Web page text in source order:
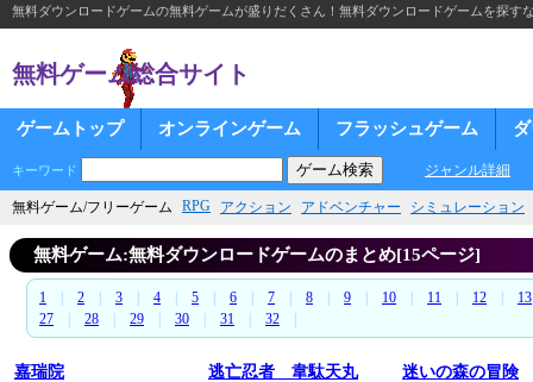
無料ダウンロードゲームの無料ゲームが盛りだくさん！無料ダウンロードゲームを探す
無料ゲーム総合サイト
ゲームトップ オンラインゲーム フラッシュゲーム
キーワード ジャンル詳細
無料ゲーム/フリーゲーム RPG アクション アドベンチャー シミュレーション
無料ゲーム:無料ダウンロードゲームのまとめ[15ページ]
1 2 3 4 5 6 7 8 9 10 11 12 13
27
28 29 30 31 32
嘉瑞院 逃亡忍者 韋駄天丸 迷いの森の冒険